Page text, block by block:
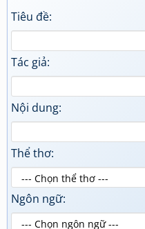
Tiêu đề:
Tác giả:
Nội dung:
Thể thơ:
Ngôn ngữ: